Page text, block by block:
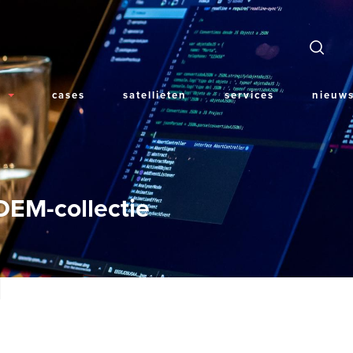
cases satellieten services
collectie